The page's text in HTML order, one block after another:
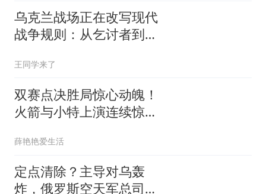
乌克兰战场正在改写现代
战争规则：从乞讨者到无
王同学来了
双赛点决胜局惊心动魄！
火箭与小特上演连续惊险
薛艳艳爱生活
定点清除？主导对乌轰
炸，俄罗斯空天军总司令